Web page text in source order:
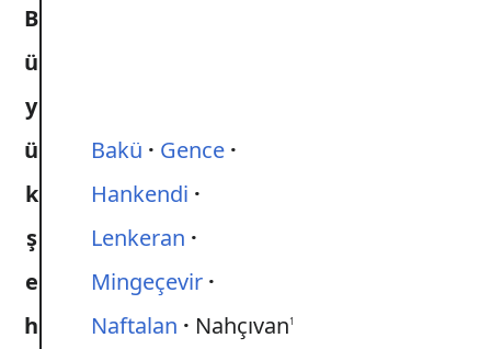
B
ü
y
ü
k
ş
e
h
Bakü
Gence
Hankendi
Lenkeran
Mingeçevir
Naftalan
Nahçıvan1